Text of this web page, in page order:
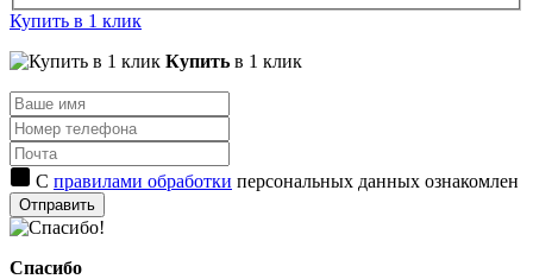
Купить в 1 клик
Купить в 1 клик
С правилами обработки персональных данных ознакомлен
Отправить
Спасибо